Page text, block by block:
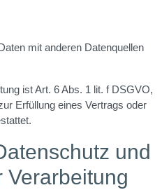
mit anderen Datenquellen
ist Art. 6 Abs. 1 lit. f DSGVO,
Erfüllung eines Vertrags oder
und
Verarbeitung